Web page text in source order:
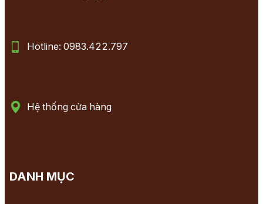
Hotline: 0983.422.797
Hệ thống cửa hàng
DANH MỤC